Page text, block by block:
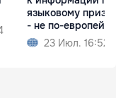
языковому
- не по-
23 Июл. 16:52